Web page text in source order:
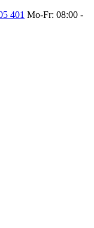
401 Mo-Fr: 08:00 -